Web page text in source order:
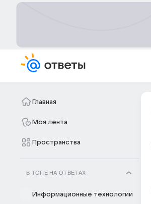
Главная
Моя лента
Пространства
В ТОПЕ НА ОТВЕТАХ
Информационные технологии